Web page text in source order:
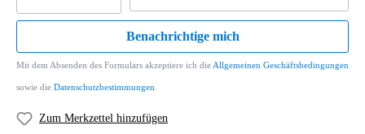
Benachrichtige mich
Mit dem Absenden des Formulars akzeptiere ich die Allgemeinen Geschäftsbedingungen
sowie die Datenschutzbestimmungen
Zum Merkzettel hinzufügen